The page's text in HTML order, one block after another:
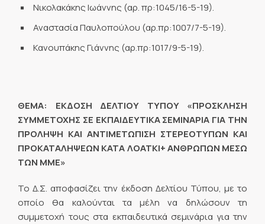
Νικολακάκης Ιωάννης (αρ. πρ:1045/16-5-19).
Αναστασία Παυλοπούλου (αρ.πρ:1007/7-5-19).
Κανουπάκης Γιάννης (αρ.πρ:1017/9-5-19).
ΘΕΜΑ: ΕΚΔΟΣΗ ΔΕΛΤΙΟΥ ΤΥΠΟΥ «ΠΡΟΣΚΛΗΣΗ
ΣΥΜΜΕΤΟΧΗΣ ΣΕ ΕΚΠΑΙΔΕΥΤΙΚΑ ΣΕΜΙΝΑΡΙΑ ΓΙΑ ΤΗΝ
ΠΡΟΛΗΨΗ ΚΑΙ ΑΝΤΙΜΕΤΩΠΙΣΗ ΣΤΕΡΕΟΤΥΠΩΝ ΚΑΙ
ΠΡΟΚΑΤΑΛΗΨΕΩΝ ΚΑΤΑ ΛΟΑΤΚΙ+ ΑΝΘΡΩΠΩΝ ΜΕΣΩ
ΤΩΝ ΜΜΕ»
Το Δ.Σ. αποφασίζει την έκδοση Δελτίου Τύπου, με το
οποίο θα καλούνται τα μέλη να δηλώσουν τη
συμμετοχή τους στα εκπαιδευτικά σεμινάρια για την